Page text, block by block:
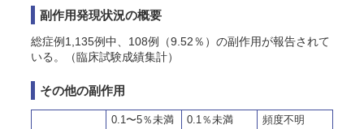
副作用発現状況の概要
総症例1,135例中、108例（9.52％）の副作用が報告されて
いる。（臨床試験成績集計）
その他の副作用
0.1〜5％未満 0.1％未満
頻度不明